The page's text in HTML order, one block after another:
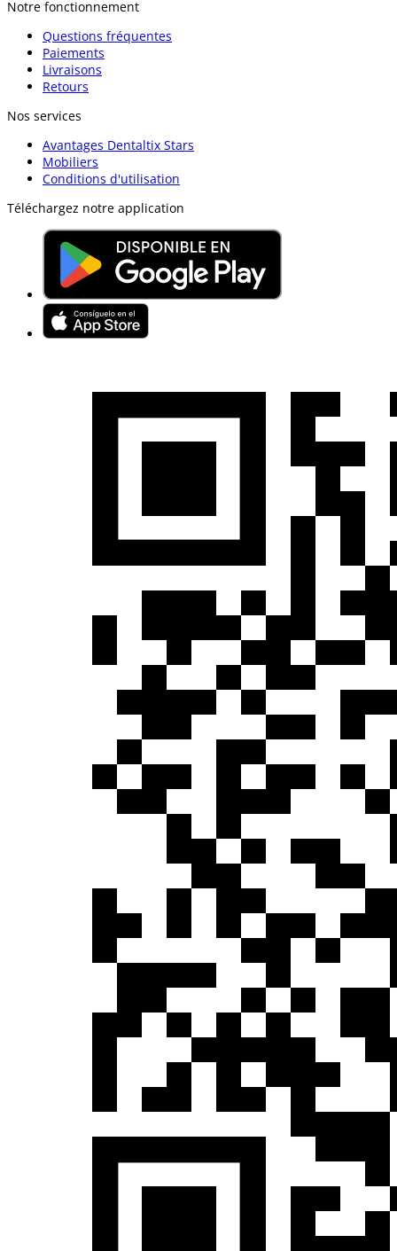
Notre fonctionnement
Questions fréquentes
Paiements
Livraisons
Retours
Nos services
Avantages Dentaltix Stars
Mobiliers
Conditions d'utilisation
Téléchargez notre application